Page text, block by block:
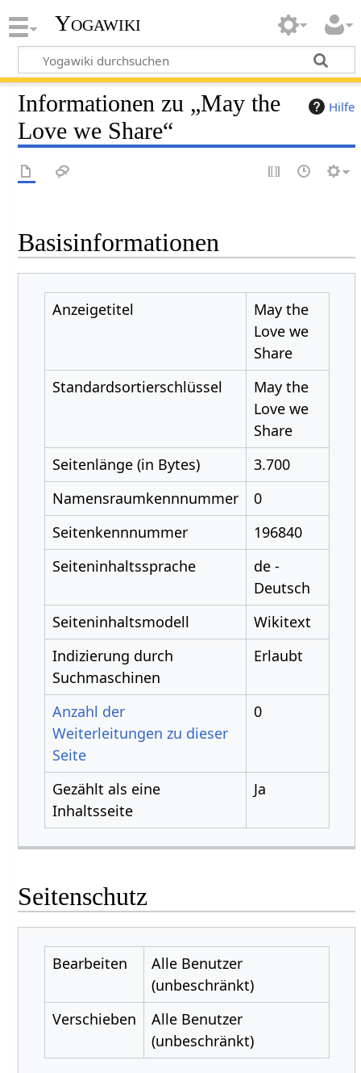
Yogawiki
Hilfe
Informationen zu „May the
Love we Share“
Basisinformationen
Anzeigetitel
May the
Love we
Share
Standardsortierschlüssel
May the
Love we
Share
Seitenlänge (in Bytes)
3.700
Namensraumkennnummer
0
Seitenkennnummer
196840
Seiteninhaltssprache
de -
Deutsch
Seiteninhaltsmodell
Wikitext
Indizierung durch
Suchmaschinen
Erlaubt
Anzahl der
Weiterleitungen zu dieser
Seite
0
Gezählt als eine
Inhaltsseite
Ja
Seitenschutz
Bearbeiten
Alle Benutzer
(unbeschränkt)
Verschieben
Alle Benutzer
(unbeschränkt)